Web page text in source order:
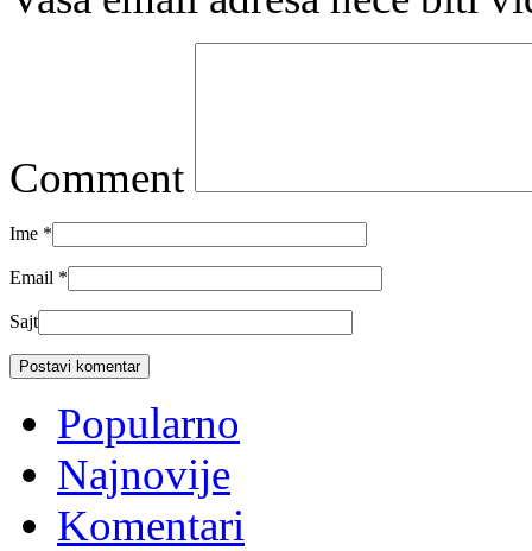
Comment
Ime *
Email *
Sajt
Popularno
Najnovije
Komentari